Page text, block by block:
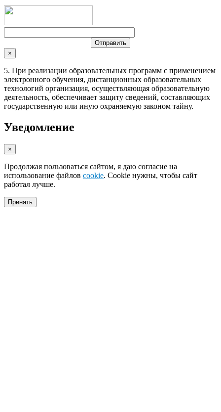
×
5. При реализации образовательных программ с применением
электронного обучения, дистанционных образовательных
технологий организация, осуществляющая образовательную
деятельность, обеспечивает защиту сведений, составляющих
государственную или иную охраняемую законом тайну.
Уведомление
×
Продолжая пользоваться сайтом, я даю согласие на
использование файлов cookie. Cookie нужны, чтобы сайт
работал лучше.
Принять